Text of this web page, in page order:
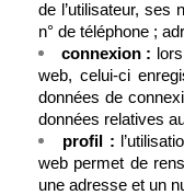
de l’utilisateur, ses
n° de téléphone ;
connexion :
web, celui-ci
données de
données relatives
profil :
web permet de
une adresse et un